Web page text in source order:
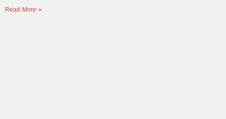
Read More »